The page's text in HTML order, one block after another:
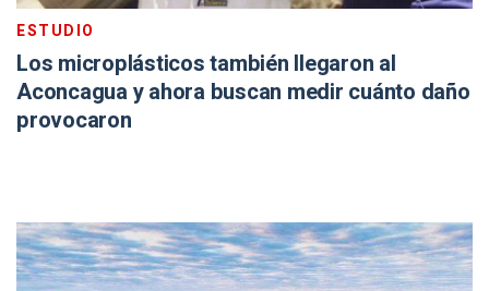
ESTUDIO
Los microplásticos también llegaron al
Aconcagua y ahora buscan medir cuánto daño
provocaron